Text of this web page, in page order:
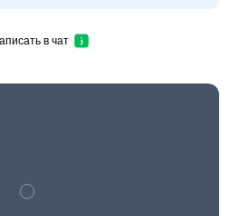
Написать в чат